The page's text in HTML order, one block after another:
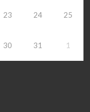
23 24 25
30 31 1